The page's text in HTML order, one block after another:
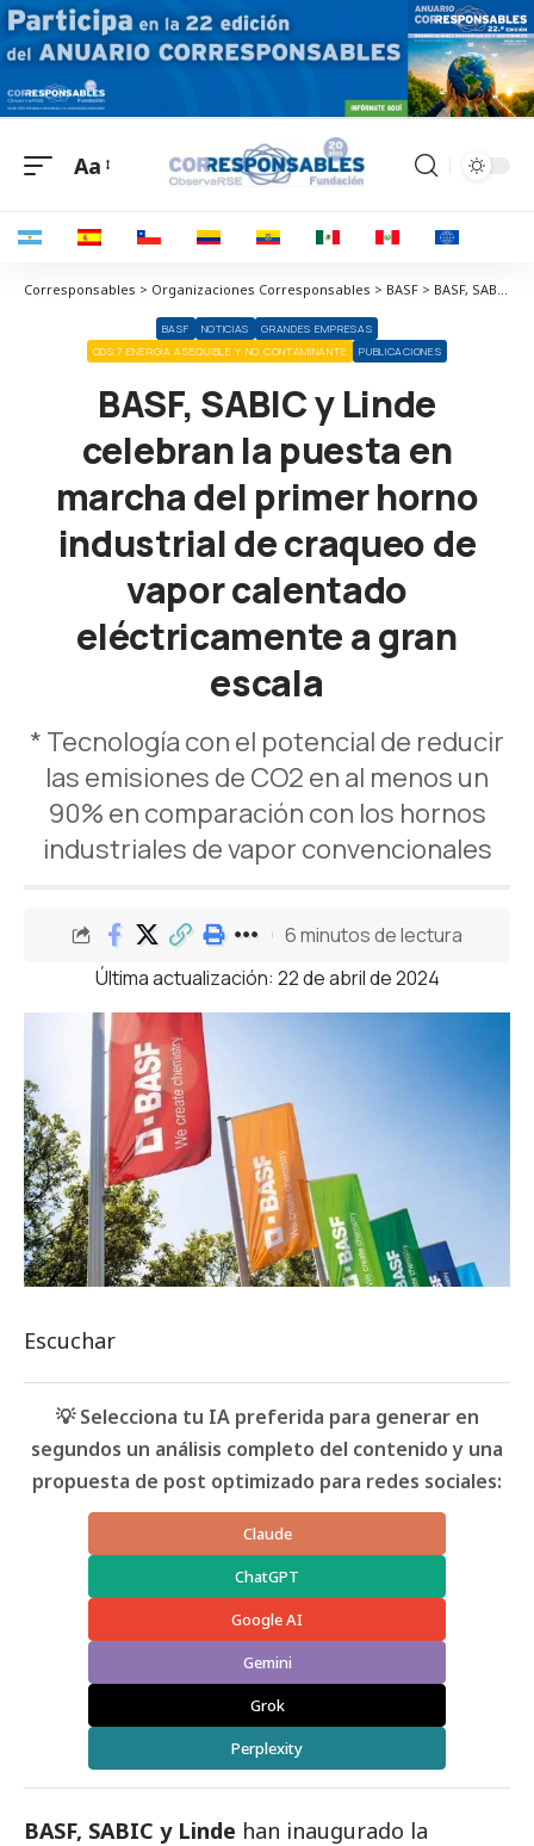
Aa
Corresponsables > Organizaciones Corresponsables > BASF > BASF, SABIC y Linde celebran la puesta en marcha del primer horno industrial de craqueo de vapor calentado eléctricamente a gran escala
BASF NOTICIAS
GRANDES EMPRESAS
ODS 7 ENERGÍA ASEQUIBLE Y NO CONTAMINANTE
PUBLICACIONES
BASF, SABIC y Linde
celebran la puesta en
marcha del primer horno
industrial de craqueo de
vapor calentado
eléctricamente a gran
escala
* Tecnología con el potencial de reducir
las emisiones de CO2 en al menos un
90% en comparación con los hornos
industriales de vapor convencionales
Última actualización: 22 de abril de 2024
6 minutos de lectura
Escuchar
💡 Selecciona tu IA preferida para generar en
segundos un análisis completo del contenido y una
propuesta de post optimizado para redes sociales:
Claude
ChatGPT
Google AI
Gemini
Grok
Perplexity
BASF, SABIC y Linde han inaugurado la